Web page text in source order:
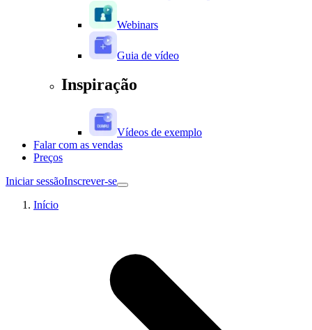
Webinars
Guia de vídeo
Inspiração
Vídeos de exemplo
Falar com as vendas
Preços
Iniciar sessãoInscrever-se
Início